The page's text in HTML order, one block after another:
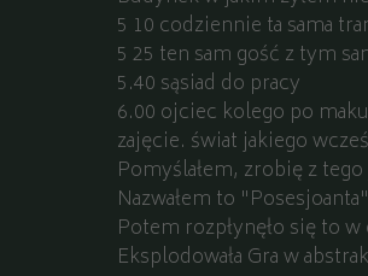
5 10 codziennie ta sama
5 25 ten sam gość z tym
5.40 sąsiad do pracy
6.00 ojciec kolego po
zajęcie. świat jakiego
Pomyślałem, zrobię z
Nazwałem to
Potem rozpłynęło się to
Eksplodowała Gra w